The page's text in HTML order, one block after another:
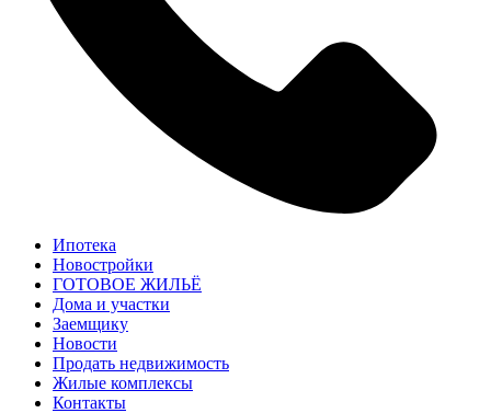
Ипотека
Новостройки
ГОТОВОЕ ЖИЛЬЁ
Дома и участки
Заемщику
Новости
Продать недвижимость
Жилые комплексы
Контакты